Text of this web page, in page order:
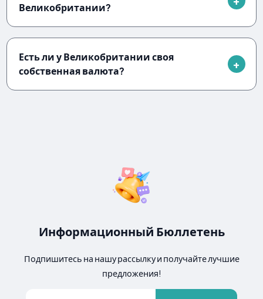
Великобритании?
Есть ли у Великобритании своя
собственная валюта?
Информационный Бюллетень
Подпишитесь на нашу рассылку и получайте лучшие
предложения!